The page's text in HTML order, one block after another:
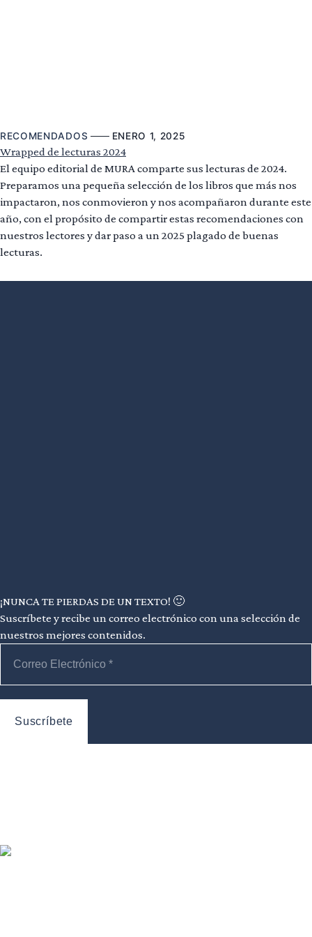
RECOMENDADOS ENERO 1, 2025
Wrapped de lecturas 2024
El equipo editorial de MURA comparte sus lecturas de 2024.
Preparamos una pequeña selección de los libros que más nos
impactaron, nos conmovieron y nos acompañaron durante este
año, con el propósito de compartir estas recomendaciones con
nuestros lectores y dar paso a un 2025 plagado de buenas
lecturas.
¡NUNCA TE PIERDAS DE UN TEXTO! 🙂
Suscríbete y recibe un correo electrónico con una selección de
nuestros mejores contenidos.